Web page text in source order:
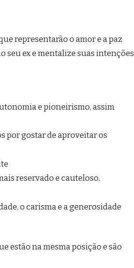
representarão o amor e a paz
seu ex e mentalize suas intenções
estão na mesma posição e são